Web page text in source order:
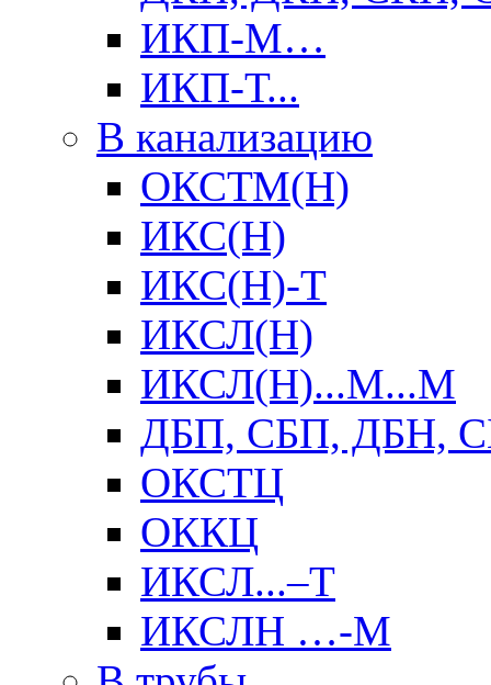
ИКП-М…
ИКП-Т...
В канализацию
ОКСТМ(Н)
ИКС(Н)
ИКС(Н)-Т
ИКСЛ(Н)
ИКСЛ(Н)...М...М
ДБП, СБП, ДБН,
ОКСТЦ
ОККЦ
ИКСЛ...–Т
ИКСЛН …-М